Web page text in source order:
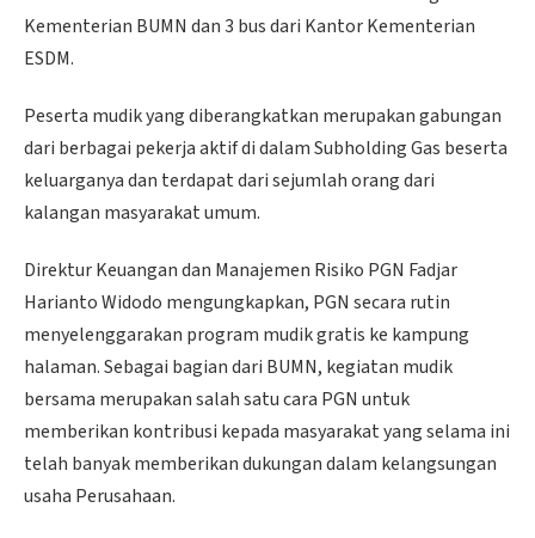
Kementerian BUMN dan 3 bus dari Kantor Kementerian
ESDM.
Peserta mudik yang diberangkatkan merupakan gabungan
dari berbagai pekerja aktif di dalam Subholding Gas beserta
keluarganya dan terdapat dari sejumlah orang dari
kalangan masyarakat umum.
Direktur Keuangan dan Manajemen Risiko PGN Fadjar
Harianto Widodo mengungkapkan, PGN secara rutin
menyelenggarakan program mudik gratis ke kampung
halaman. Sebagai bagian dari BUMN, kegiatan mudik
bersama merupakan salah satu cara PGN untuk
memberikan kontribusi kepada masyarakat yang selama ini
telah banyak memberikan dukungan dalam kelangsungan
usaha Perusahaan.